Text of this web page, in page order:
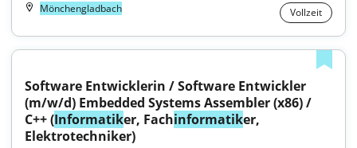
Mönchengladbach Vollzeit
Software Entwicklerin / Software Entwickler
(m/w/d) Embedded Systems Assembler (x86) /
C++ (Informatiker, Fachinformatiker,
Elektrotechniker)